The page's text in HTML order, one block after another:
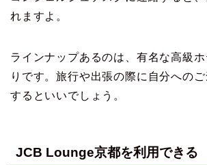
れますよ。
ラインナップあるのは、有名な高級
りです。旅行や出張の際に自分への
するといいでしょう。
JCB Lounge京都を利用できる